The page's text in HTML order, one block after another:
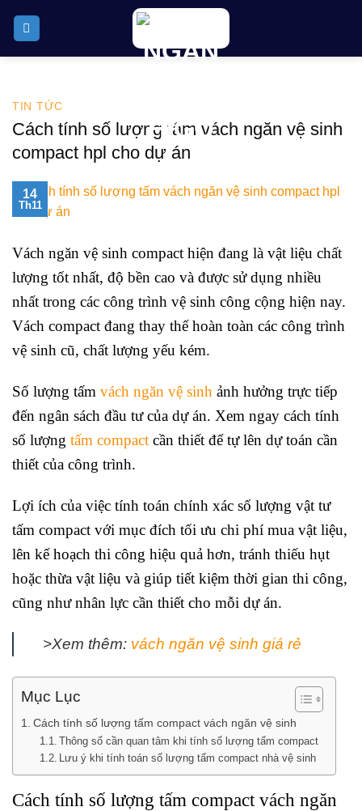
TIN TỨC
Cách tính số lượng tấm vách ngăn vệ sinh
compact hpl cho dự án
14
Th11
Vách ngăn vệ sinh compact hiện đang là vật liệu chất
lượng tốt nhất, độ bền cao và được sử dụng nhiều
nhất trong các công trình vệ sinh công cộng hiện nay.
Vách compact đang thay thế hoàn toàn các công trình
vệ sinh cũ, chất lượng yếu kém.
Số lượng tấm vách ngăn vệ sinh ảnh hưởng trực tiếp
đến ngân sách đầu tư của dự án. Xem ngay cách tính
số lượng tấm compact cần thiết để tự lên dự toán cần
thiết của công trình.
Lợi ích của việc tính toán chính xác số lượng vật tư
tấm compact với mục đích tối ưu chi phí mua vật liệu,
lên kế hoạch thi công hiệu quả hơn, tránh thiếu hụt
hoặc thừa vật liệu và giúp tiết kiệm thời gian thi công,
cũng như nhân lực cần thiết cho mỗi dự án.
>Xem thêm: vách ngăn vệ sinh giá rẻ
Mục Lục
Cách tính số lượng tấm compact vách ngăn vệ sinh
Thông số cần quan tâm khi tính số lượng tấm compact
Lưu ý khi tính toán số lượng tấm compact nhà vệ sinh
Cách tính số lượng tấm compact vách ngăn